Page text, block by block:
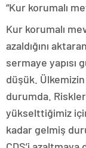
“Kur korumalı
Kur korumalı
azaldığını
sermaye yapısı
düşük.
durumda.
yükselttiğimiz
kadar gelmiş